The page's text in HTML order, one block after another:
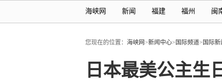
海峡网 新闻 福建 福州 闽
您现在的位置： 海峡网>新闻中心> 国际频道> 国际新
日本最美公主生